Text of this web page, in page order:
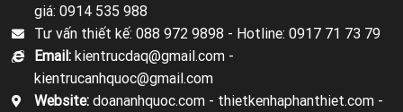
giá: 0914 535 988
Tư vấn thiết kế: 088 972 9898 - Hotline: 0917 71 73 79
Email: kientrucdaq@gmail.com -
kientrucanhquoc@gmail.com
Website: doananhquoc.com - thietkenhaphanthiet.com -